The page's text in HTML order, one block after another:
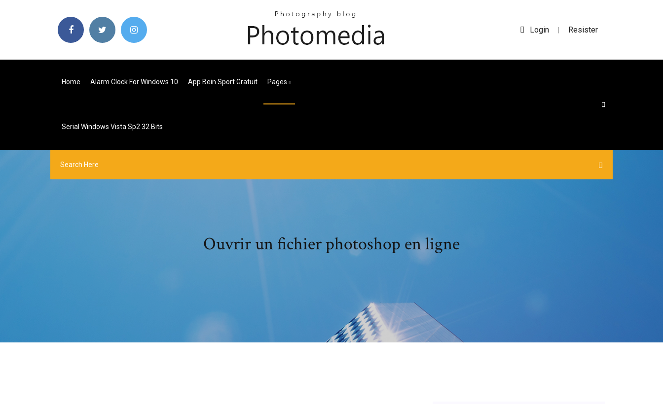
Login | Resister
Home Alarm Clock For Windows 10 App Bein Sport Gratuit Pages
Serial Windows Vista Sp2 32 Bits
Ouvrir un fichier photoshop en ligne